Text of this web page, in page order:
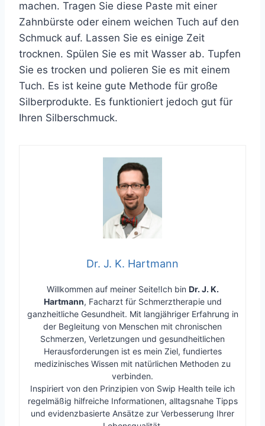
machen. Tragen Sie diese Paste mit einer
Zahnbürste oder einem weichen Tuch auf den
Schmuck auf. Lassen Sie es einige Zeit
trocknen. Spülen Sie es mit Wasser ab. Tupfen
Sie es trocken und polieren Sie es mit einem
Tuch. Es ist keine gute Methode für große
Silberprodukte. Es funktioniert jedoch gut für
Ihren Silberschmuck.
Dr. J. K. Hartmann
Willkommen auf meiner Seite!Ich bin Dr. J. K.
Hartmann, Facharzt für Schmerztherapie und
ganzheitliche Gesundheit. Mit langjähriger Erfahrung in
der Begleitung von Menschen mit chronischen
Schmerzen, Verletzungen und gesundheitlichen
Herausforderungen ist es mein Ziel, fundiertes
medizinisches Wissen mit natürlichen Methoden zu
verbinden.
Inspiriert von den Prinzipien von Swip Health teile ich
regelmäßig hilfreiche Informationen, alltagsnahe Tipps
und evidenzbasierte Ansätze zur Verbesserung Ihrer